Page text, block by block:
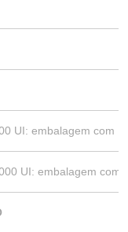
UI: embalagem com
UI: embalagem com